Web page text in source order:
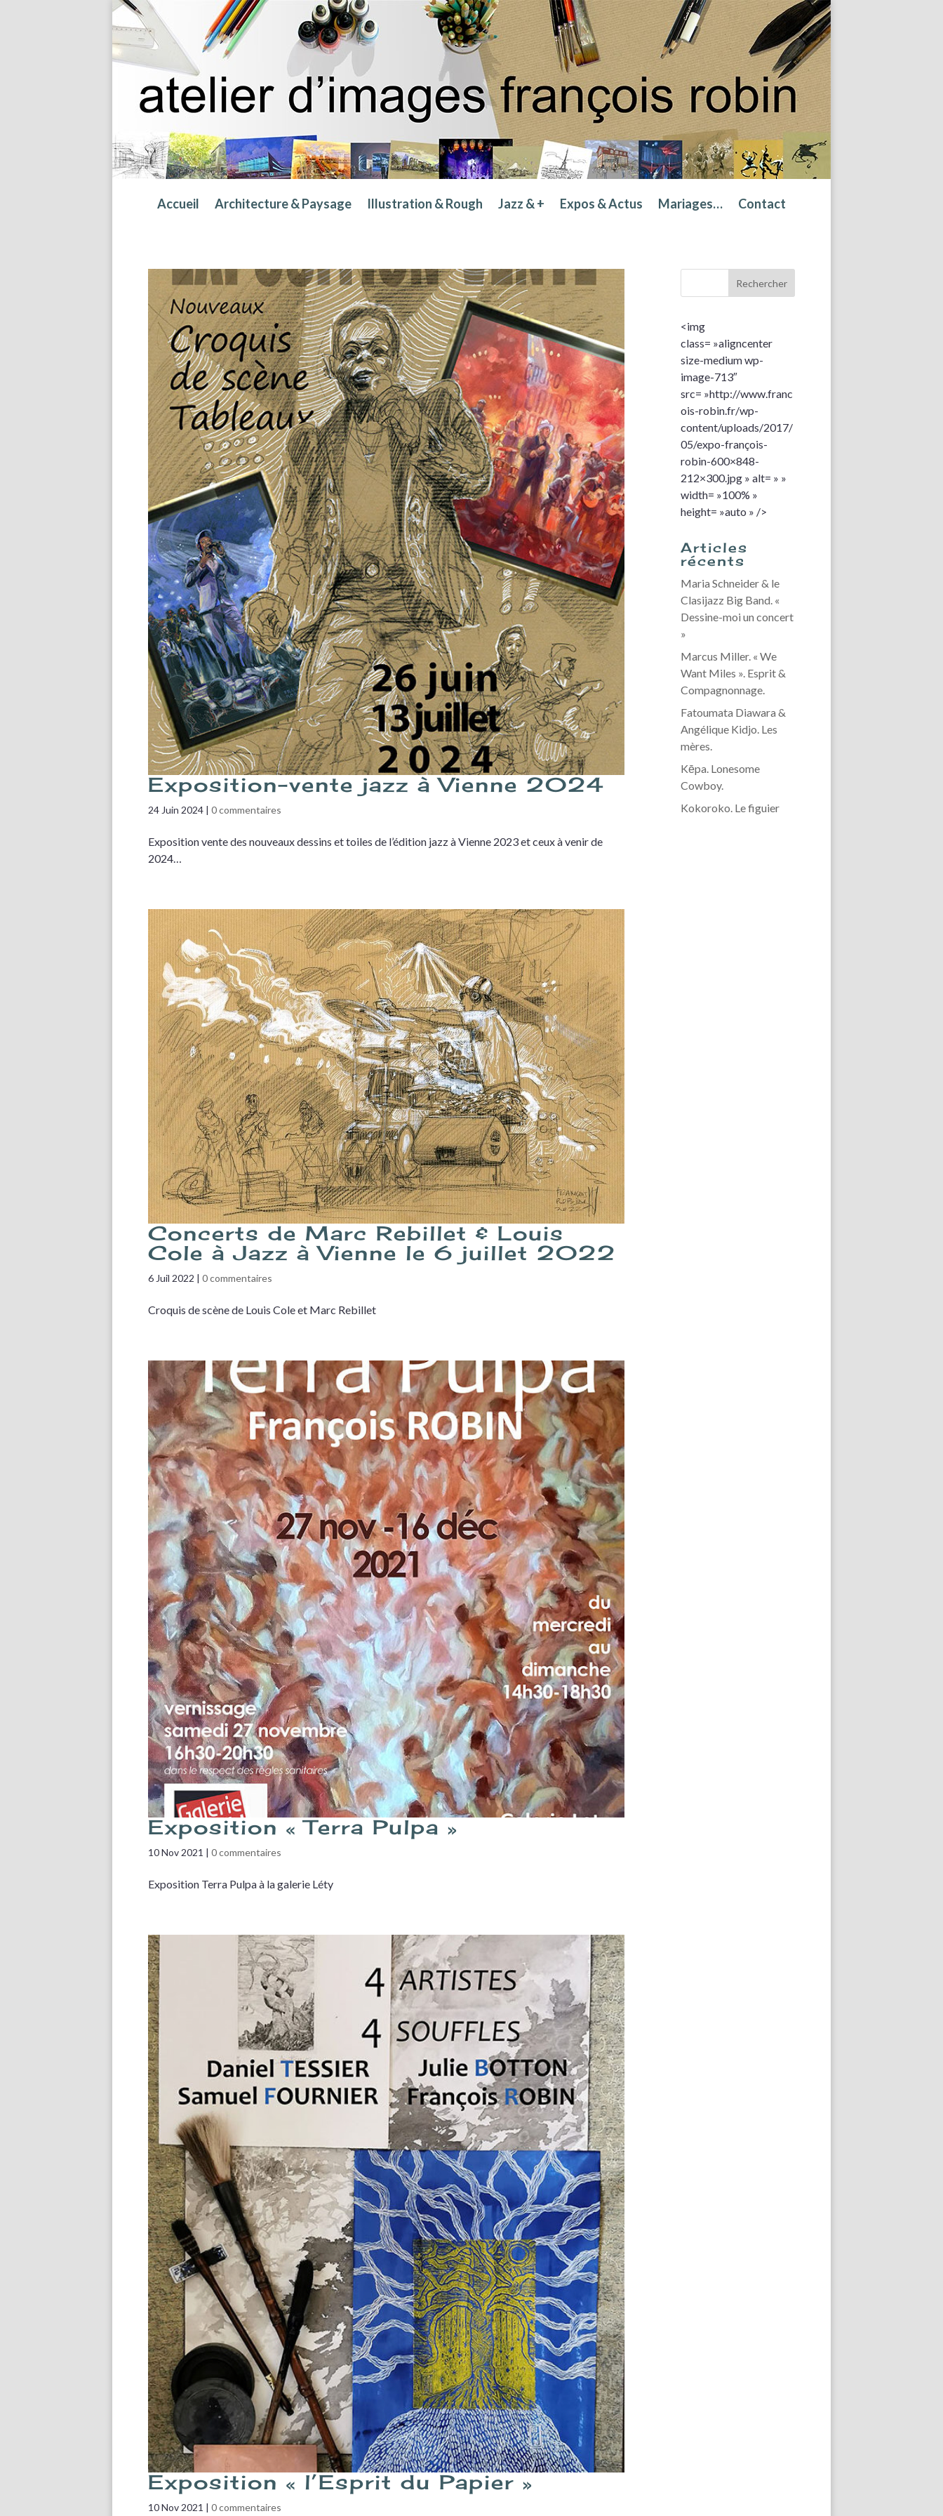
Accueil Architecture & Paysage Illustration & Rough Jazz & + Expos & Actus Mariages… Contact
Exposition-vente jazz à Vienne 2024
24 Juin 2024 |0 commentaires
Exposition vente des nouveaux dessins et toiles de l’édition jazz à Vienne 2023 et ceux à venir de
2024…
Concerts de Marc Rebillet & Louis
Cole à Jazz à Vienne le 6 juillet 2022
6 Juil 2022 |0 commentaires
Croquis de scène de Louis Cole et Marc Rebillet
Exposition « Terra Pulpa »
10 Nov 2021 |0 commentaires
Exposition Terra Pulpa à la galerie Léty
Exposition « l’Esprit du Papier »
10 Nov 2021 |0 commentaires
<img
class= »aligncenter
size-medium wp-
image-713″
src= »http://www.franc
ois-robin.fr/wp-
content/uploads/2017/
05/expo-françois-
robin-600×848-
212×300.jpg » alt= » »
width= »100% »
height= »auto » />
Articles
récents
Maria Schneider & le
Clasijazz Big Band. «
Dessine-moi un concert
»
Marcus Miller. « We
Want Miles ». Esprit &
Compagnonnage.
Fatoumata Diawara &
Angélique Kidjo. Les
mères.
Kēpa. Lonesome
Cowboy.
Kokoroko. Le figuier